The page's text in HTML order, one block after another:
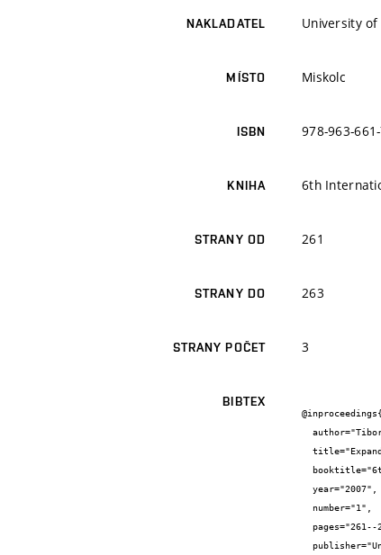
NAKLADATEL University
MÍSTO Miskolc
ISBN 978-963-
KNIHA 6th
STRANY OD 261
STRANY DO 263
STRANY POČET 3
BIBTEX